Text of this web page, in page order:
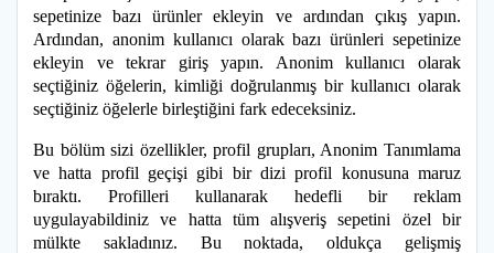
sepetinize bazı ürünler ekleyin ve ardından çıkış yapın.
Ardından, anonim kullanıcı olarak bazı ürünleri sepetinize
ekleyin ve tekrar giriş yapın. Anonim kullanıcı olarak
seçtiğiniz öğelerin, kimliği doğrulanmış bir kullanıcı olarak
seçtiğiniz öğelerle birleştiğini fark edeceksiniz.
Bu bölüm sizi özellikler, profil grupları, Anonim Tanımlama
ve hatta profil geçişi gibi bir dizi profil konusuna maruz
bıraktı. Profilleri kullanarak hedefli bir reklam
uygulayabildiniz ve hatta tüm alışveriş sepetini özel bir
mülkte sakladınız. Bu noktada, oldukça gelişmiş